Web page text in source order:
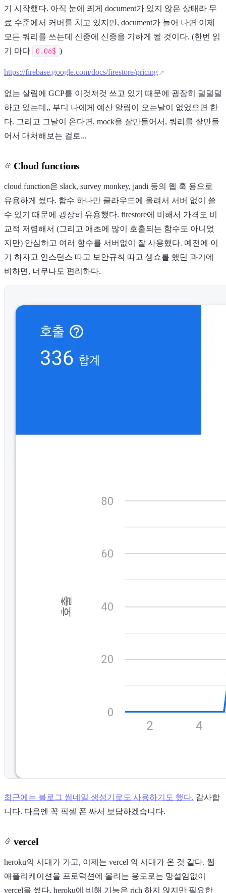
기 시작했다. 아직 눈에 띄게 document가 있지 않은 상태라 무
료 수준에서 커버를 치고 있지만, document가 늘어 나면 이제
모든 쿼리를 쓰는데 신중에 신중을 기하게 될 것이다. (한번 읽
기 마다
0.06$ )
https://firebase.google.com/docs/firestore/pricing
없는 살림에 GCP를 이것저것 쓰고 있기 때문에 굉장히 덜덜덜
하고 있는데,, 부디 나에게 예산 알림이 오는날이 없었으면 한
다. 그리고 그날이 온다면, mock을 잘만들어서, 쿼리를 잘만들
어서 대처해보는 걸로...
Cloud functions
cloud function은 slack, survey monkey, jandi 등의 웹 훅 용으로
유용하게 썼다. 함수 하나만 클라우드에 올려서 서버 없이 쓸
수 있기 때문에 굉장히 유용했다. firestore에 비해서 가격도 비
교적 저렴해서 (그리고 애초에 많이 호출되는 함수도 아니었
지만) 안심하고 여러 함수를 서버없이 잘 사용했다. 예전에 이
거 하자고 인스턴스 따고 보안규칙 따고 생쇼를 했던 과거에
비하면, 너무나도 편리하다.
최근에는 블로그 썸네일 생성기로도 사용하기도 했다. 감사합
니다. 다음엔 꼭 픽셀 폰 싸서 보답하겠습니다.
vercel
heroku의 시대가 가고, 이제는 vercel 의 시대가 온 것 같다. 웹
애플리케이션을 프로덕션에 올리는 용도로는 망설임없이
vercel을 썼다. heroku에 비해 기능은 rich 하지 않지만 필요한